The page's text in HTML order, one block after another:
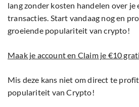
lang zonder kosten handelen over je
transacties. Start vandaag nog en
groeiende populariteit van crypto!
Maak je account en Claim je €10
Mis deze kans niet om direct te
populariteit van Crypto!